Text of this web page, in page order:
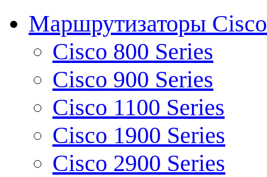
Маршрутизаторы Cisco
Cisco 800 Series
Cisco 900 Series
Cisco 1100 Series
Cisco 1900 Series
Cisco 2900 Series